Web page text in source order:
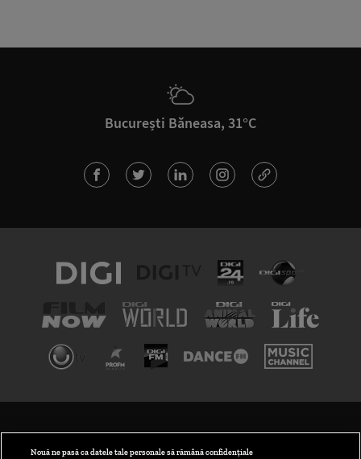
București Băneasa, 31°C
Nouă ne pasă ca datele tale personale să rămână confidențiale